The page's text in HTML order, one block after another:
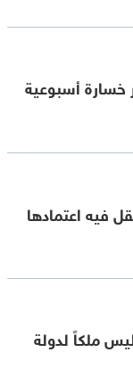
خسارة أسبوعية
فيه اعتمادها
ملكاً لدولة